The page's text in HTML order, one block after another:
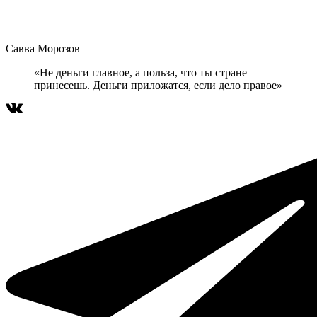
Савва Морозов
«Не деньги главное, а польза, что ты стране
принесешь. Деньги приложатся, если дело правое»